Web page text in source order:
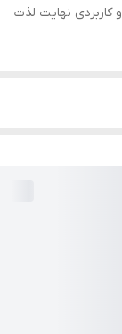
کاربردی نهایت لذت